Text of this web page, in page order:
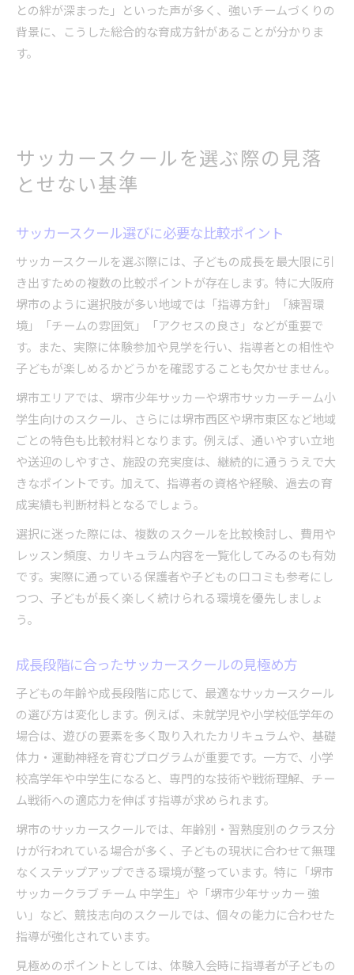
との絆が深まった」といった声が多く、強いチームづくりの
背景に、こうした総合的な育成方針があることが分かりま
す。
サッカースクールを選ぶ際の見落
とせない基準
サッカースクール選びに必要な比較ポイント
サッカースクールを選ぶ際には、子どもの成長を最大限に引
き出すための複数の比較ポイントが存在します。特に大阪府
堺市のように選択肢が多い地域では「指導方針」「練習環
境」「チームの雰囲気」「アクセスの良さ」などが重要で
す。また、実際に体験参加や見学を行い、指導者との相性や
子どもが楽しめるかどうかを確認することも欠かせません。
堺市エリアでは、堺市少年サッカーや堺市サッカーチーム小
学生向けのスクール、さらには堺市西区や堺市東区など地域
ごとの特色も比較材料となります。例えば、通いやすい立地
や送迎のしやすさ、施設の充実度は、継続的に通ううえで大
きなポイントです。加えて、指導者の資格や経験、過去の育
成実績も判断材料となるでしょう。
選択に迷った際には、複数のスクールを比較検討し、費用や
レッスン頻度、カリキュラム内容を一覧化してみるのも有効
です。実際に通っている保護者や子どもの口コミも参考にし
つつ、子どもが長く楽しく続けられる環境を優先しましょ
う。
成長段階に合ったサッカースクールの見極め方
子どもの年齢や成長段階に応じて、最適なサッカースクール
の選び方は変化します。例えば、未就学児や小学校低学年の
場合は、遊びの要素を多く取り入れたカリキュラムや、基礎
体力・運動神経を育むプログラムが重要です。一方で、小学
校高学年や中学生になると、専門的な技術や戦術理解、チー
ム戦術への適応力を伸ばす指導が求められます。
堺市のサッカースクールでは、年齢別・習熟度別のクラス分
けが行われている場合が多く、子どもの現状に合わせて無理
なくステップアップできる環境が整っています。特に「堺市
サッカークラブ チーム 中学生」や「堺市少年サッカー 強
い」など、競技志向のスクールでは、個々の能力に合わせた
指導が強化されています。
見極めのポイントとしては、体験入会時に指導者が子どもの